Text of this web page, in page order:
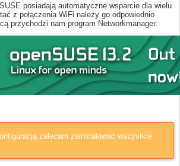
posiadają automatyczne wsparcie dla wielu
z połączenia WiFi należy go odpowiednio
przychodzi nam program Networkmanager.
zalecam zainstalować wszystkie